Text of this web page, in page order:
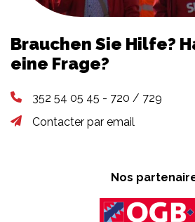
Brauchen Sie Hilfe?
eine Frage?
352 54 05 45 - 720 / 729
Contacter par email
Nos